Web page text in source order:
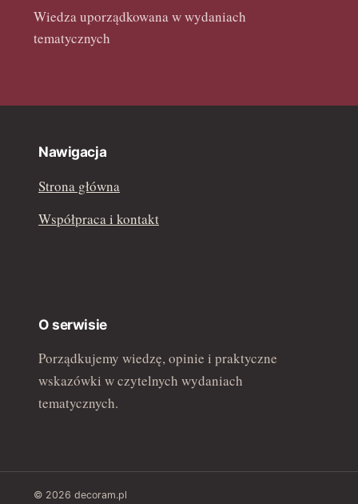
Wiedza uporządkowana w wydaniach
tematycznych
Nawigacja
Strona główna
Współpraca i kontakt
O serwisie
Porządkujemy wiedzę, opinie i praktyczne
wskazówki w czytelnych wydaniach
tematycznych.
© 2026 decoram.pl